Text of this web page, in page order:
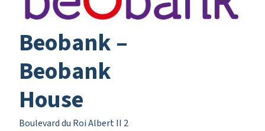
Beobank –
Beobank
House
Boulevard du Roi Albert II 2